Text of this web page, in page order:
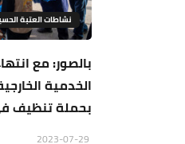
نشاطات العتبة
بالصور: مع
الخدمية
بحملة تنظيف